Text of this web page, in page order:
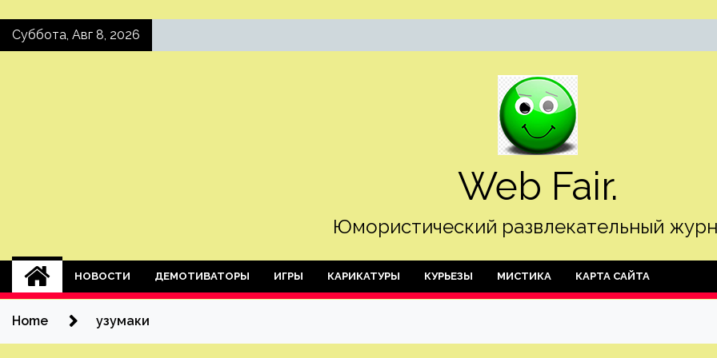
SkipСуббота, Авг 8, 2026
Web Fair.
Юмористический развлекательный
НОВОСТИ ДЕМОТИВАТОРЫ ИГРЫ КАРИКАТУРЫ КУРЬЕЗЫ МИСТИКА КАРТА САЙТА
Home узумаки